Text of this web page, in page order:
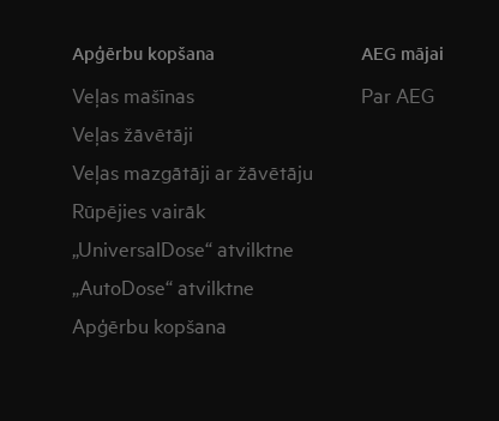
Apģērbu kopšana
Veļas mašīnas
Veļas žāvētāji
Veļas mazgātāji ar žāvētāju
Rūpējies vairāk
„UniversalDose“ atvilktne
„AutoDose“ atvilktne
Apģērbu kopšana
AEG mājai
Par AEG